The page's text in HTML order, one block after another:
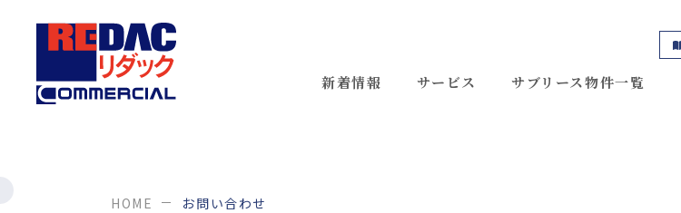
新着情報 サービス サブリース物件一覧
HOME お問い合わせ